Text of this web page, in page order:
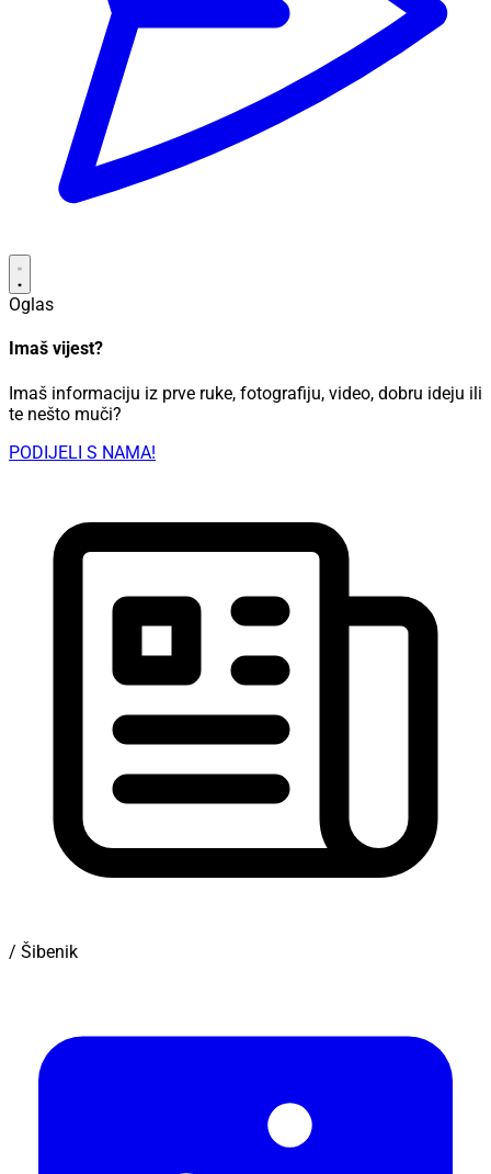
Oglas
Imaš vijest?
Imaš informaciju iz prve ruke, fotografiju, video, dobru ideju ili
te nešto muči?
PODIJELI S NAMA!
/ Šibenik